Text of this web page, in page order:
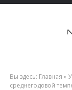
Вы здесь: Главная »
среднегодовой